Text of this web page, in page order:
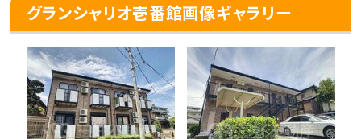
グランシャリオ壱番館画像ギャラリー